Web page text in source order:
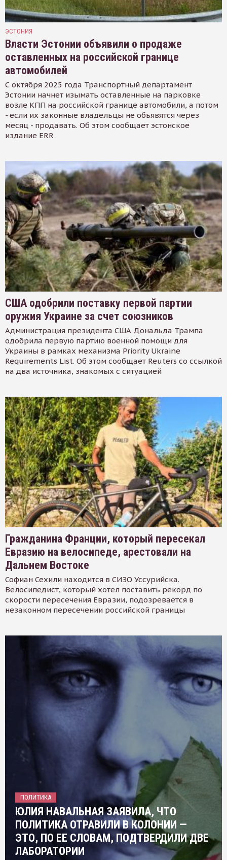
ЭСТОНИЯ
Власти Эстонии объявили о продаже
оставленных на российской границе
автомобилей
С октября 2025 года Транспортный департамент
Эстонии начнет изымать оставленные на парковке
возле КПП на российской границе автомобили, а потом
- если их законные владельцы не объявятся через
месяц - продавать. Об этом сообщает эстонское
издание ERR
США одобрили поставку первой партии
оружия Украине за счет союзников
Администрация президента США Дональда Трампа
одобрила первую партию военной помощи для
Украины в рамках механизма Priority Ukraine
Requirements List. Об этом сообщает Reuters со ссылкой
на два источника, знакомых с ситуацией
Гражданина Франции, который пересекал
Евразию на велосипеде, арестовали на
Дальнем Востоке
Софиан Сехили находится в СИЗО Уссурийска.
Велосипедист, который хотел поставить рекорд по
скорости пересечения Евразии, подозревается в
незаконном пересечении российской границы
ПОЛИТИКА
ЮЛИЯ НАВАЛЬНАЯ ЗАЯВИЛА, ЧТО
ПОЛИТИКА ОТРАВИЛИ В КОЛОНИИ —
ЭТО, ПО ЕЕ СЛОВАМ, ПОДТВЕРДИЛИ ДВЕ
ЛАБОРАТОРИИ